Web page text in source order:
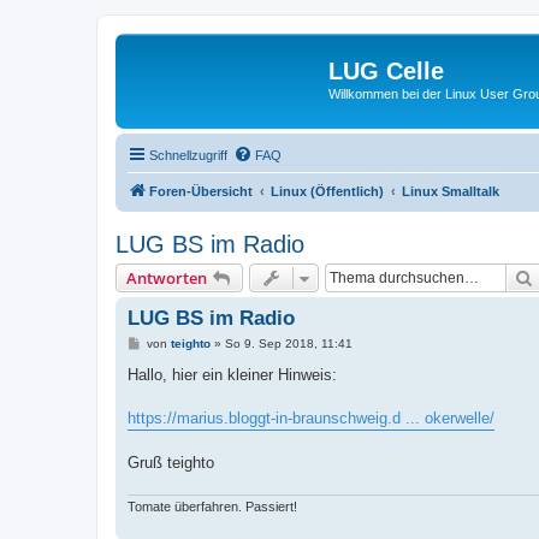
LUG Celle
Willkommen bei der Linux User
Schnellzugriff FAQ
Foren-Übersicht Linux (Öffentlich) Linux Smalltalk
LUG BS im Radio
Antworten
LUG BS im Radio
B
i
a
g
von teighto» So 9. Sep 2018, 11:41
Hallo, hier ein kleiner Hinweis:
https://marius.bloggt-in-braunschweig.d ... okerwelle/
Gruß teighto
Tomate überfahren. Passiert!